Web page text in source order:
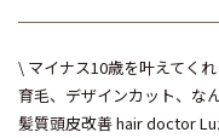
\ マイナス10歳を叶えてく
育毛、デザインカット、な
髪質頭皮改善 hair doctor